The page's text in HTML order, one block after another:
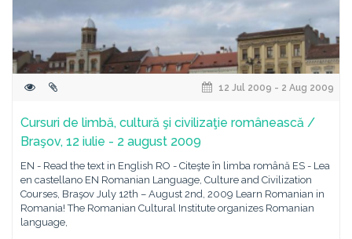
12 Jul 2009 - 2 Aug 2009
Cursuri de limbă, cultură şi civilizaţie românească /
Braşov, 12 iulie - 2 august 2009
EN - Read the text in English RO - Citeşte în limba română ES - Lea
en castellano EN Romanian Language, Culture and Civilization
Courses, Braşov July 12th – August 2nd, 2009 Learn Romanian in
Romania! The Romanian Cultural Institute organizes Romanian
language,